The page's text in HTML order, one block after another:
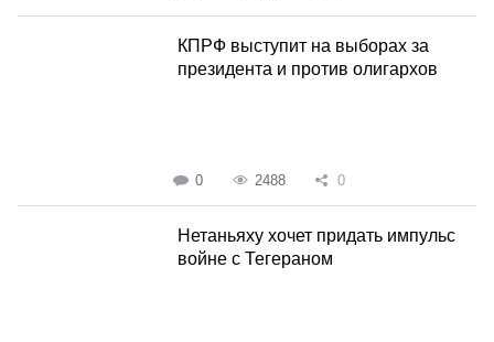
КПРФ выступит на выборах за
президента и против олигархов
0 2488 0
Нетаньяху хочет придать импульс
войне с Тегераном